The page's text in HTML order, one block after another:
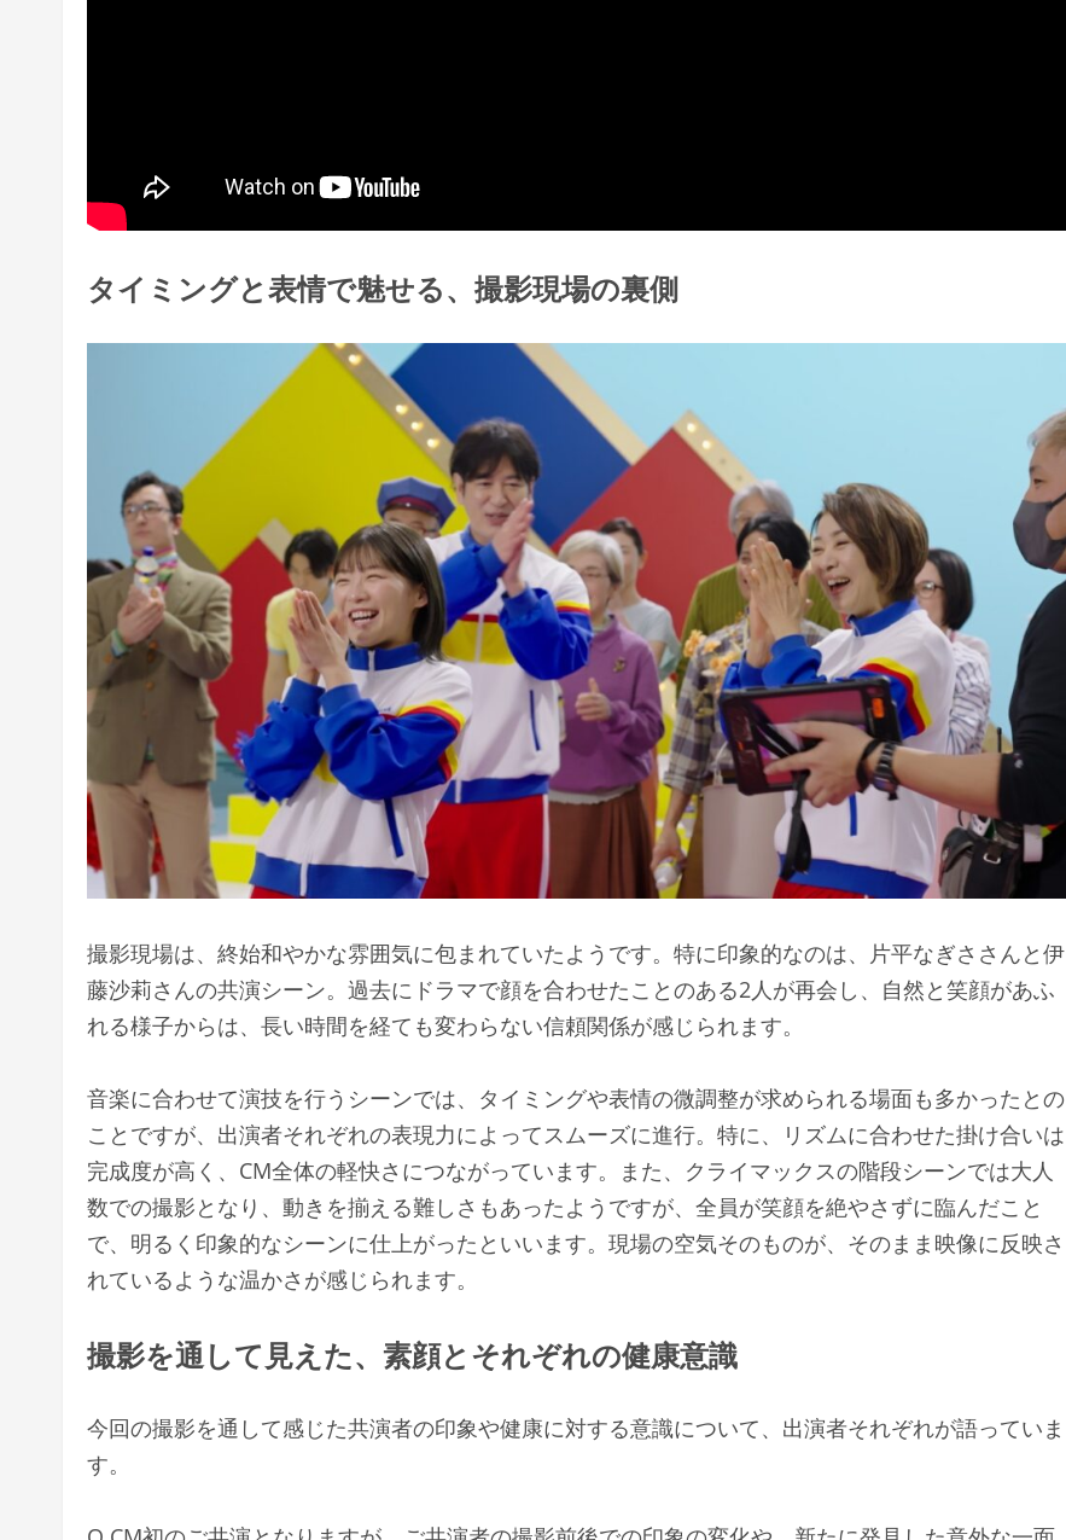
タイミングと表情で魅せる、撮影現場の裏側
撮影現場は、終始和やかな雰囲気に包まれていたようです。特に印象的なのは、片平なぎささんと伊
藤沙莉さんの共演シーン。過去にドラマで顔を合わせたことのある2人が再会し、自然と笑顔があふ
れる様子からは、長い時間を経ても変わらない信頼関係が感じられます。
音楽に合わせて演技を行うシーンでは、タイミングや表情の微調整が求められる場面も多かったとの
ことですが、出演者それぞれの表現力によってスムーズに進行。特に、リズムに合わせた掛け合いは
完成度が高く、CM全体の軽快さにつながっています。また、クライマックスの階段シーンでは大人
数での撮影となり、動きを揃える難しさもあったようですが、全員が笑顔を絶やさずに臨んだこと
で、明るく印象的なシーンに仕上がったといいます。現場の空気そのものが、そのまま映像に反映さ
れているような温かさが感じられます。
撮影を通して見えた、素顔とそれぞれの健康意識
今回の撮影を通して感じた共演者の印象や健康に対する意識について、出演者それぞれが語っていま
す。